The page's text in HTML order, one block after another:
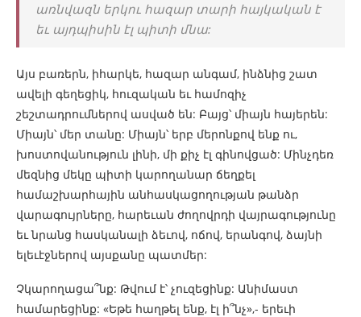
առնվազն երկու հազար տարի հայկական է
եւ այդպիսին էլ պիտի մնա:
Այս բառերն, իհարկե, հազար անգամ, ինձնից շատ
ավելի գեղեցիկ, հուզական եւ համոզիչ
շեշտադրումներով ասված են: Բայց՝ միայն հայերեն:
Միայն՝ մեր տանը: Միայն՝ երբ մերոնքով ենք ու,
խոստովանություն լինի, մի քիչ էլ գինովցած: Մինչդեռ
մեզնից մեկը պիտի կարողանար ճեղքել
համաշխարհային անհասկացողության թանձր
վարագույրները, հարեւան ժողովրդի վայրագությունը
եւ նրանց հասկանալի ձեւով, ոճով, երանգով, ձայնի
ելեւէջներով այսքանը պատմեր:
Չկարողացա՞նք: Թվում է՝ չուզեցինք: Անիմաստ
համարեցինք: «Եթե հաղթել ենք, էլ ի՞նչ»,- երեւի